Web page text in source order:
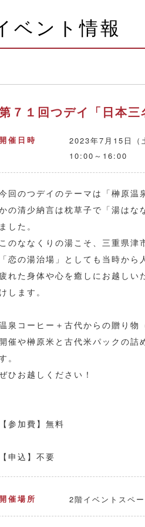
ベント情報
７１回つデイ「日本
開催日時
2023年7月15日（
10:00～16:00
回のつデイのテーマは「榊原温
の清少納言は枕草子で「湯は
ました。
このななくりの湯こそ、三重県津
「恋の湯治場」としても当時から
れた身体や心を癒しにお越しい
けします。
泉コーヒー＋古代からの贈り物
開催や榊原米と古代米パックの詰
。
ひお越しください！
【参加費】無料
【申込】不要
開催場所 2階イベントスペ